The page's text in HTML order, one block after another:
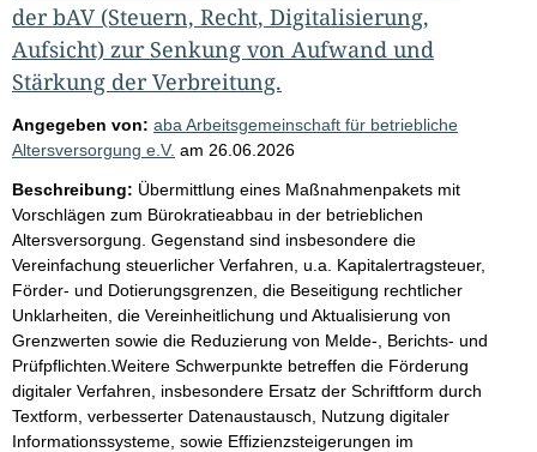
der bAV (Steuern, Recht, Digitalisierung,
Aufsicht) zur Senkung von Aufwand und
Stärkung der Verbreitung.
Angegeben von: aba Arbeitsgemeinschaft für betriebliche
Altersversorgung e.V. am 26.06.2026
Beschreibung: Übermittlung eines Maßnahmenpakets mit
Vorschlägen zum Bürokratieabbau in der betrieblichen
Altersversorgung. Gegenstand sind insbesondere die
Vereinfachung steuerlicher Verfahren, u.a. Kapitalertragsteuer,
Förder- und Dotierungsgrenzen, die Beseitigung rechtlicher
Unklarheiten, die Vereinheitlichung und Aktualisierung von
Grenzwerten sowie die Reduzierung von Melde-, Berichts- und
Prüfpflichten.Weitere Schwerpunkte betreffen die Förderung
digitaler Verfahren, insbesondere Ersatz der Schriftform durch
Textform, verbesserter Datenaustausch, Nutzung digitaler
Informationssysteme, sowie Effizienzsteigerungen im